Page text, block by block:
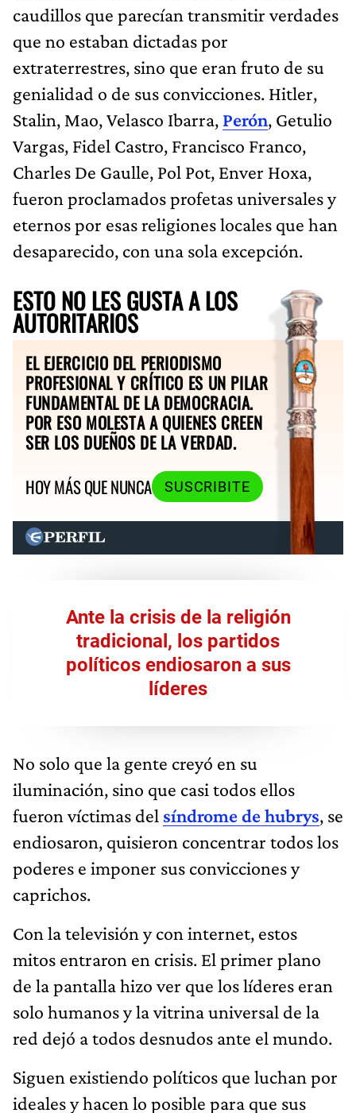
caudillos que parecían transmitir verdades
que no estaban dictadas por
extraterrestres, sino que eran fruto de su
genialidad o de sus convicciones. Hitler,
Stalin, Mao, Velasco Ibarra, Perón, Getulio
Vargas, Fidel Castro, Francisco Franco,
Charles De Gaulle, Pol Pot, Enver Hoxa,
fueron proclamados profetas universales y
eternos por esas religiones locales que han
desaparecido, con una sola excepción.
ESTO NO LES GUSTA A LOS
AUTORITARIOS
EL EJERCICIO DEL PERIODISMO
PROFESIONAL Y CRÍTICO ES UN PILAR
FUNDAMENTAL DE LA DEMOCRACIA.
POR ESO MOLESTA A QUIENES CREEN
SER LOS DUEÑOS DE LA VERDAD.
HOY MÁS QUE NUNCA
SUSCRIBITE
Ante la crisis de la religión
tradicional, los partidos
políticos endiosaron a sus
líderes
No solo que la gente creyó en su
iluminación, sino que casi todos ellos
fueron víctimas del síndrome de hubrys, se
endiosaron, quisieron concentrar todos los
poderes e imponer sus convicciones y
caprichos.
Con la televisión y con internet, estos
mitos entraron en crisis. El primer plano
de la pantalla hizo ver que los líderes eran
solo humanos y la vitrina universal de la
red dejó a todos desnudos ante el mundo.
Siguen existiendo políticos que luchan por
ideales y hacen lo posible para que sus